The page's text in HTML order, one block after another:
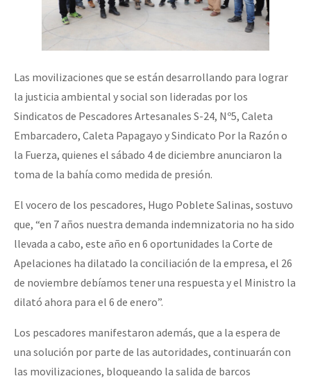
Las movilizaciones que se están desarrollando para lograr
la justicia ambiental y social son lideradas por los
Sindicatos de Pescadores Artesanales S-24, Nº5, Caleta
Embarcadero, Caleta Papagayo y Sindicato Por la Razón o
la Fuerza, quienes el sábado 4 de diciembre anunciaron la
toma de la bahía como medida de presión.
El vocero de los pescadores, Hugo Poblete Salinas, sostuvo
que, “en 7 años nuestra demanda indemnizatoria no ha sido
llevada a cabo, este año en 6 oportunidades la Corte de
Apelaciones ha dilatado la conciliación de la empresa, el 26
de noviembre debíamos tener una respuesta y el Ministro la
dilató ahora para el 6 de enero”.
Los pescadores manifestaron además, que a la espera de
una solución por parte de las autoridades, continuarán con
las movilizaciones, bloqueando la salida de barcos